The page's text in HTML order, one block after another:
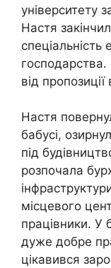
університету
Настя
спеціальність
господарства.
від
Настя
бабусі,
під
розпочала
місцевого
працівники. У
дуже добре
цікавився